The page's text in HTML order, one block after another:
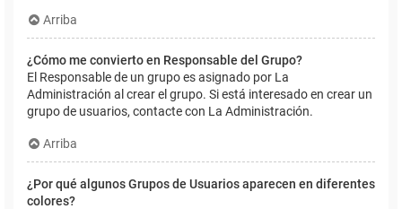
Arriba
¿Cómo me convierto en Responsable del Grupo?
El Responsable de un grupo es asignado por La
Administración al crear el grupo. Si está interesado en crear un
grupo de usuarios, contacte con La Administración.
Arriba
¿Por qué algunos Grupos de Usuarios aparecen en diferentes
colores?